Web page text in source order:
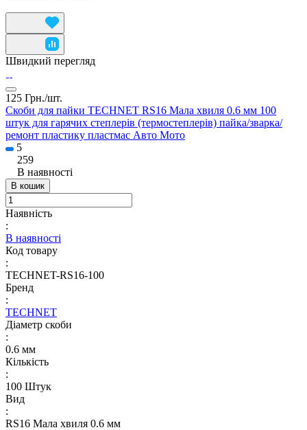
Швидкий перегляд
125 Грн./шт.
Скоби для пайки TECHNET RS16 Мала хвиля 0.6 мм 100
штук для гарячих степлерів (термостеплерів) пайка/зварка/
ремонт пластику пластмас Авто Мото
5
259
В наявності
В кошик
Наявність
:
В наявності
Код товару
:
TECHNET-RS16-100
Бренд
:
TECHNET
Діаметр скоби
:
0.6 мм
Кількість
:
100 Штук
Вид
:
RS16 Мала хвиля 0.6 мм